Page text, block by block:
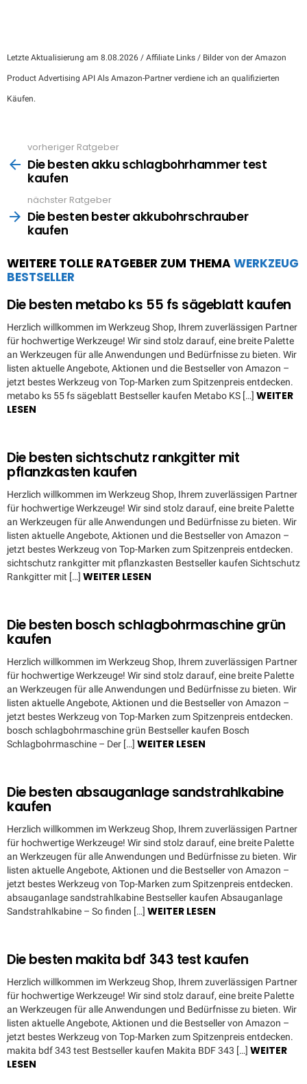
Letzte Aktualisierung am 8.08.2026 / Affiliate Links / Bilder von der Amazon
Product Advertising API Als Amazon-Partner verdiene ich an qualifizierten
Käufen.
more
vorheriger Ratgeber
Die besten akku schlagbohrhammer test
kaufen
nächster Ratgeber
Die besten bester akkubohrschrauber
kaufen
WEITERE TOLLE RATGEBER ZUM THEMAWERKZEUG
BESTSELLER
Die besten metabo ks 55 fs sägeblatt kaufen
Herzlich willkommen im Werkzeug Shop, Ihrem zuverlässigen Partner
für hochwertige Werkzeuge! Wir sind stolz darauf, eine breite Palette
an Werkzeugen für alle Anwendungen und Bedürfnisse zu bieten. Wir
listen aktuelle Angebote, Aktionen und die Bestseller von Amazon –
jetzt bestes Werkzeug von Top-Marken zum Spitzenpreis entdecken.
metabo ks 55 fs sägeblatt Bestseller kaufen Metabo KS […] WEITER
LESEN
Die besten sichtschutz rankgitter mit
pflanzkasten kaufen
Herzlich willkommen im Werkzeug Shop, Ihrem zuverlässigen Partner
für hochwertige Werkzeuge! Wir sind stolz darauf, eine breite Palette
an Werkzeugen für alle Anwendungen und Bedürfnisse zu bieten. Wir
listen aktuelle Angebote, Aktionen und die Bestseller von Amazon –
jetzt bestes Werkzeug von Top-Marken zum Spitzenpreis entdecken.
sichtschutz rankgitter mit pflanzkasten Bestseller kaufen Sichtschutz
Rankgitter mit […] WEITER LESEN
Die besten bosch schlagbohrmaschine grün
kaufen
Herzlich willkommen im Werkzeug Shop, Ihrem zuverlässigen Partner
für hochwertige Werkzeuge! Wir sind stolz darauf, eine breite Palette
an Werkzeugen für alle Anwendungen und Bedürfnisse zu bieten. Wir
listen aktuelle Angebote, Aktionen und die Bestseller von Amazon –
jetzt bestes Werkzeug von Top-Marken zum Spitzenpreis entdecken.
bosch schlagbohrmaschine grün Bestseller kaufen Bosch
Schlagbohrmaschine – Der […] WEITER LESEN
Die besten absauganlage sandstrahlkabine
kaufen
Herzlich willkommen im Werkzeug Shop, Ihrem zuverlässigen Partner
für hochwertige Werkzeuge! Wir sind stolz darauf, eine breite Palette
an Werkzeugen für alle Anwendungen und Bedürfnisse zu bieten. Wir
listen aktuelle Angebote, Aktionen und die Bestseller von Amazon –
jetzt bestes Werkzeug von Top-Marken zum Spitzenpreis entdecken.
absauganlage sandstrahlkabine Bestseller kaufen Absauganlage
Sandstrahlkabine – So finden […] WEITER LESEN
Die besten makita bdf 343 test kaufen
Herzlich willkommen im Werkzeug Shop, Ihrem zuverlässigen Partner
für hochwertige Werkzeuge! Wir sind stolz darauf, eine breite Palette
an Werkzeugen für alle Anwendungen und Bedürfnisse zu bieten. Wir
listen aktuelle Angebote, Aktionen und die Bestseller von Amazon –
jetzt bestes Werkzeug von Top-Marken zum Spitzenpreis entdecken.
makita bdf 343 test Bestseller kaufen Makita BDF 343 […] WEITER
LESEN